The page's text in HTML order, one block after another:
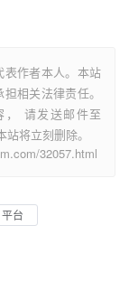
表作者本人。本站
相关法律责任。
， 请发送邮件至
将立刻删除。
32057.html
平台